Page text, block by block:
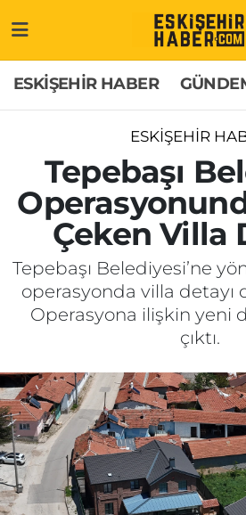
ESKİŞEHİR HABER
ESKİŞEHİR
Tepebaşı
Çeken Villa
Tepebaşı Belediyesi’ne
operasyonda villa detayı
Operasyona ilişkin yeni
çıktı.
GÜNDEM
ASAYİŞ
SİYASET
EKONOMİ
SAĞLIK
SPOR
MAGAZİN
ESKİŞEHİRSPOR
Hakkımızda
İletişim
Künye
Odunpazarı Trafik
Süper Lig Puan Durumu
Tüm Manşetler
Son Dakika Haberleri
Haber Arşivi